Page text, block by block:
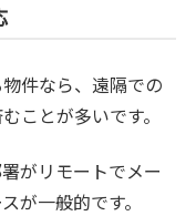
件なら、遠隔での
ことが多いです。
がリモートでメー
が一般的です。